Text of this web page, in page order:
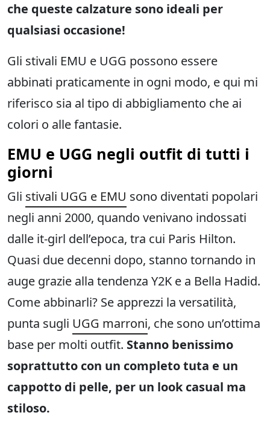
che queste calzature sono ideali per
qualsiasi occasione!
Gli stivali EMU e UGG possono essere
abbinati praticamente in ogni modo, e qui mi
riferisco sia al tipo di abbigliamento che ai
colori o alle fantasie.
EMU e UGG negli outfit di tutti i
giorni
Gli stivali UGG e EMU sono diventati popolari
negli anni 2000, quando venivano indossati
dalle it-girl dell’epoca, tra cui Paris Hilton.
Quasi due decenni dopo, stanno tornando in
auge grazie alla tendenza Y2K e a Bella Hadid.
Come abbinarli? Se apprezzi la versatilità,
punta sugli UGG marroni, che sono un’ottima
base per molti outfit. Stanno benissimo
soprattutto con un completo tuta e un
cappotto di pelle, per un look casual ma
stiloso.